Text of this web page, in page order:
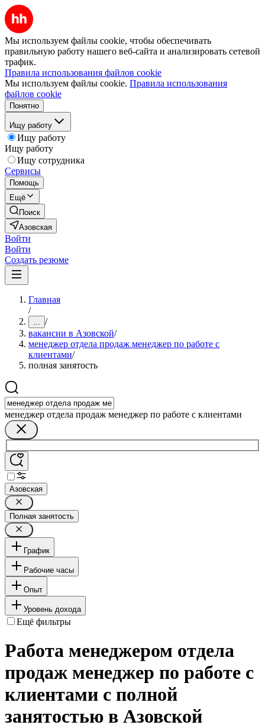
Мы используем файлы cookie, чтобы обеспечивать
правильную работу нашего веб-сайта и анализировать сетевой
трафик.
Правила использования файлов cookie
Мы используем файлы cookie. Правила использования
файлов cookie
Понятно
Ищу работу
Ищу работу
Ищу работу
Ищу сотрудника
Сервисы
Помощь
Ещё
Поиск
Азовская
Войти
Войти
Создать резюме
Главная
/
... /
вакансии в Азовской/
менеджер отдела продаж менеджер по работе с
клиентами/
полная занятость
менеджер отдела продаж менеджер по работе с клиентами
Азовская
Полная занятость
График
Рабочие часы
Опыт
Уровень дохода
Ещё фильтры
Работа менеджером отдела
продаж менеджер по работе с
клиентами с полной
занятостью в Азовской